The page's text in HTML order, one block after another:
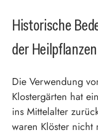
Historische
der
Die Verwendung
Klostergärten hat
ins Mittelalter
waren Klöster nicht